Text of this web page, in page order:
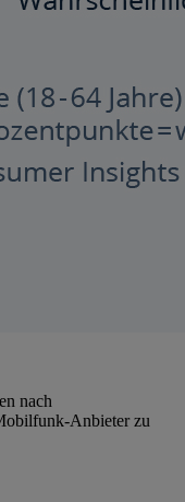
nach
Anbieter zu